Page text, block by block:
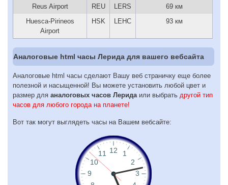
Reus Airport
REU LERS
69 км
Huesca-Pirineos
Airport
HSK LEHC 93 км
Аналоговые html часы Лерида для вашего вебсайта
Аналоговые html часы сделают Вашу веб страничку еще более
полезной и насыщенной! Вы можете установить любой цвет и
размер для аналоговых часов Леридаили выбрать другой тип
часов для любого города на планете!
Вот так могут выглядеть часы на Вашем вебсайте: